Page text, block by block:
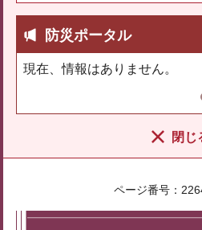
防災ポータル
現在、情報はありません。
閉じ
ページ番号：